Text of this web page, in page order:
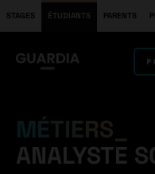
STAGES ÉTUDIANTS PARENTS
MÉTIERS
ANALYSTE